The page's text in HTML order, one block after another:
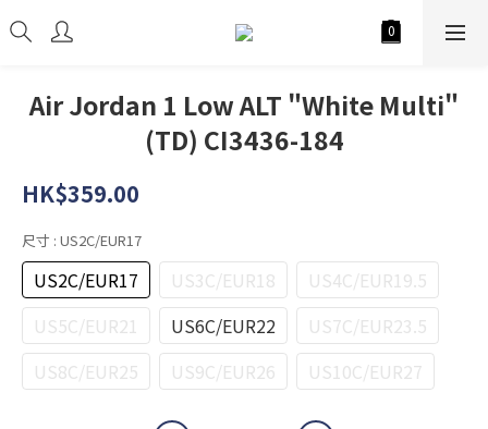
Air Jordan 1 Low ALT "White Multi"
(TD) CI3436-184
HK$359.00
尺寸 : US2C/EUR17
US2C/EUR17 US3C/EUR18
US4C/EUR19.5
US5C/EUR21
US6C/EUR22
US7C/EUR23.5
US8C/EUR25
US9C/EUR26 US10C/EUR27